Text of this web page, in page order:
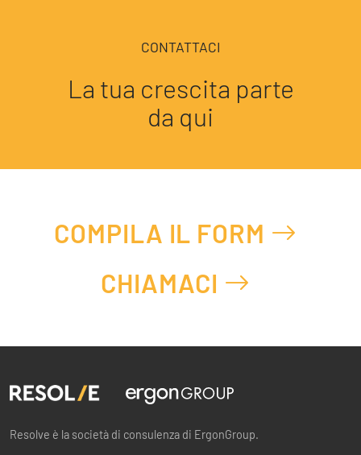
CONTATTACI
La tua crescita parte
da qui
COMPILA IL FORM
CHIAMACI
Resolve è la società di consulenza di ErgonGroup.